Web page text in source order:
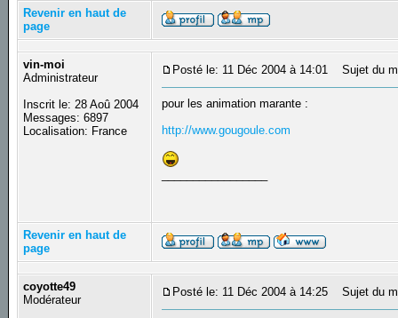
Revenir en haut de
page
vin-moi
Administrateur
Inscrit le: 28 Aoû 2004
Messages: 6897
Localisation: France
Posté le: 11 Déc 2004 à 14:01 Sujet du
pour les animation marante :
http://www.gougoule.com
Revenir en haut de
page
coyotte49
Modérateur
Posté le: 11 Déc 2004 à 14:25 Sujet du